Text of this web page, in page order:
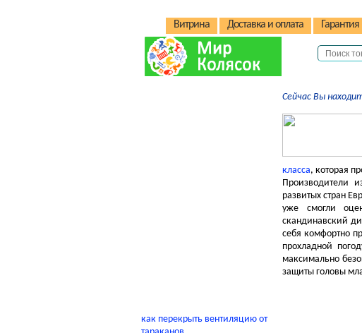
Витрина Доставка и оплата
Сейчас Вы
класса, которая
Производители
развитых стран
уже смогли
скандинавский
себя комфортно
прохладной
максимально
защиты головы
как перекрыть вентиляцию от